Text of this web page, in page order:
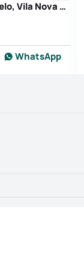
Apartamento T3 em Canidelo, Vila Nova de Gaia
WhatsApp